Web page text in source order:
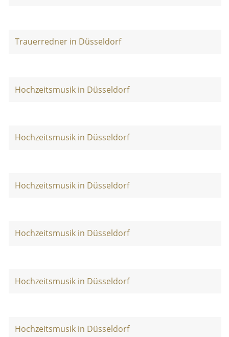
Trauerredner in Düsseldorf
Hochzeitsmusik in Düsseldorf
Hochzeitsmusik in Düsseldorf
Hochzeitsmusik in Düsseldorf
Hochzeitsmusik in Düsseldorf
Hochzeitsmusik in Düsseldorf
Hochzeitsmusik in Düsseldorf